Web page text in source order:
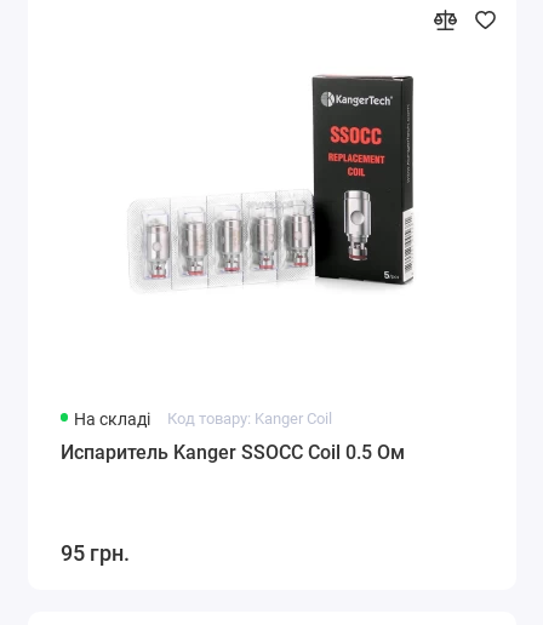
На складі Код товару: Kanger Coil
Испаритель Kanger SSOCC Coil 0.5 Ом
95 грн.